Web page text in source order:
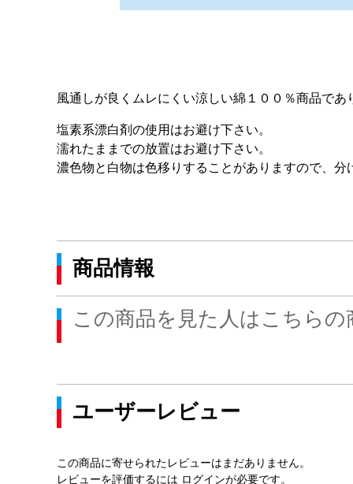
風通しが良くムレにくい涼しい綿１００％商品で
塩素系漂白剤の使用はお避け下さい。
濡れたままでの放置はお避け下さい。
濃色物と白物は色移りすることがありますので、分
商品情報
この商品を見た人はこちら
ユーザーレビュー
この商品に寄せられたレビューはまだありません。
レビューを評価するには ログインが必要です。